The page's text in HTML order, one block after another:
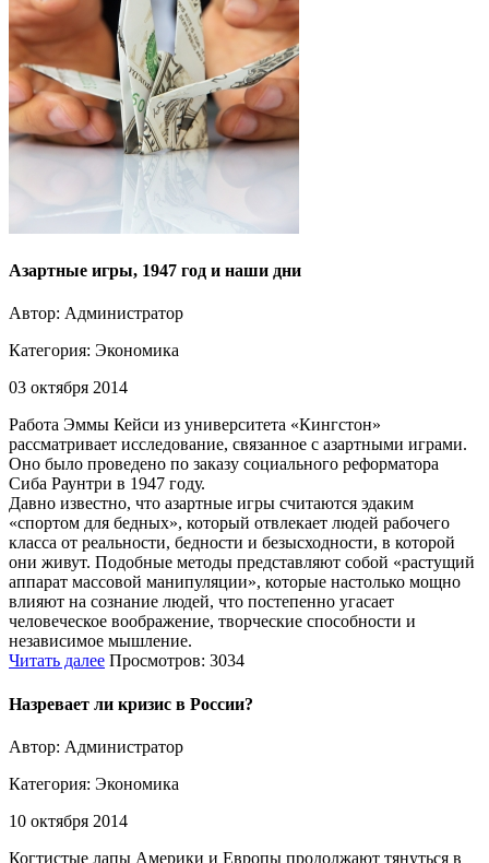
Азартные игры, 1947 год и наши дни
Автор: Администратор
Категория: Экономика
03 октября 2014
Работа Эммы Кейси из университета «Кингстон»
рассматривает исследование, связанное с азартными играми.
Оно было проведено по заказу социального реформатора
Сиба Раунтри в 1947 году.
Давно известно, что азартные игры считаются эдаким
«спортом для бедных», который отвлекает людей рабочего
класса от реальности, бедности и безысходности, в которой
они живут. Подобные методы представляют собой «растущий
аппарат массовой манипуляции», которые настолько мощно
влияют на сознание людей, что постепенно угасает
человеческое воображение, творческие способности и
независимое мышление.
Читать далее Просмотров: 3034
Назревает ли кризис в России?
Автор: Администратор
Категория: Экономика
10 октября 2014
Когтистые лапы Америки и Европы продолжают тянуться в